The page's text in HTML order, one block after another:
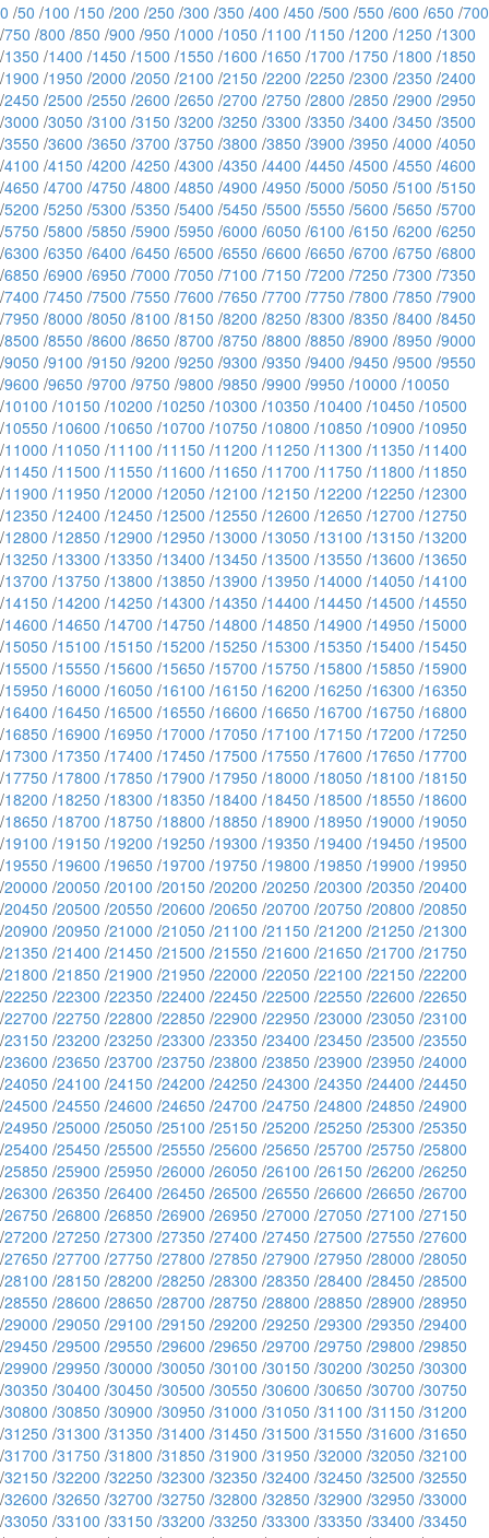
0 /50 /100 /150 /200 /250 /300 /350 /400 /450 /500 /550 /600 /650 /700
/750 /800 /850 /900 /950 /1000 /1050 /1100 /1150 /1200 /1250 /1300
/1350 /1400 /1450 /1500 /1550 /1600 /1650 /1700 /1750 /1800 /1850
/1900 /1950 /2000 /2050 /2100 /2150 /2200 /2250 /2300 /2350 /2400
/2450 /2500 /2550 /2600 /2650 /2700 /2750 /2800 /2850 /2900 /2950
/3000 /3050 /3100 /3150 /3200 /3250 /3300 /3350 /3400 /3450 /3500
/3550 /3600 /3650 /3700 /3750 /3800 /3850 /3900 /3950 /4000 /4050
/4100 /4150 /4200 /4250 /4300 /4350 /4400 /4450 /4500 /4550 /4600
/4650 /4700 /4750 /4800 /4850 /4900 /4950 /5000 /5050 /5100 /5150
/5200 /5250 /5300 /5350 /5400 /5450 /5500 /5550 /5600 /5650 /5700
/5750 /5800 /5850 /5900 /5950 /6000 /6050 /6100 /6150 /6200 /6250
/6300 /6350 /6400 /6450 /6500 /6550 /6600 /6650 /6700 /6750 /6800
/6850 /6900 /6950 /7000 /7050 /7100 /7150 /7200 /7250 /7300 /7350
/7400 /7450 /7500 /7550 /7600 /7650 /7700 /7750 /7800 /7850 /7900
/7950 /8000 /8050 /8100 /8150 /8200 /8250 /8300 /8350 /8400 /8450
/8500 /8550 /8600 /8650 /8700 /8750 /8800 /8850 /8900 /8950 /9000
/9050 /9100 /9150 /9200 /9250 /9300 /9350 /9400 /9450 /9500 /9550
/9600 /9650 /9700 /9750 /9800 /9850 /9900 /9950 /10000 /10050
/10100 /10150 /10200 /10250 /10300 /10350 /10400 /10450 /10500
/10550 /10600 /10650 /10700 /10750 /10800 /10850 /10900 /10950
/11000 /11050 /11100 /11150 /11200 /11250 /11300 /11350 /11400
/11450 /11500 /11550 /11600 /11650 /11700 /11750 /11800 /11850
/11900 /11950 /12000 /12050 /12100 /12150 /12200 /12250 /12300
/12350 /12400 /12450 /12500 /12550 /12600 /12650 /12700 /12750
/12800 /12850 /12900 /12950 /13000 /13050 /13100 /13150 /13200
/13250 /13300 /13350 /13400 /13450 /13500 /13550 /13600 /13650
/13700 /13750 /13800 /13850 /13900 /13950 /14000 /14050 /14100
/14150 /14200 /14250 /14300 /14350 /14400 /14450 /14500 /14550
/14600 /14650 /14700 /14750 /14800 /14850 /14900 /14950 /15000
/15050 /15100 /15150 /15200 /15250 /15300 /15350 /15400 /15450
/15500 /15550 /15600 /15650 /15700 /15750 /15800 /15850 /15900
/15950 /16000 /16050 /16100 /16150 /16200 /16250 /16300 /16350
/16400 /16450 /16500 /16550 /16600 /16650 /16700 /16750 /16800
/16850 /16900 /16950 /17000 /17050 /17100 /17150 /17200 /17250
/17300 /17350 /17400 /17450 /17500 /17550 /17600 /17650 /17700
/17750 /17800 /17850 /17900 /17950 /18000 /18050 /18100 /18150
/18200 /18250 /18300 /18350 /18400 /18450 /18500 /18550 /18600
/18650 /18700 /18750 /18800 /18850 /18900 /18950 /19000 /19050
/19100 /19150 /19200 /19250 /19300 /19350 /19400 /19450 /19500
/19550 /19600 /19650 /19700 /19750 /19800 /19850 /19900 /19950
/20000 /20050 /20100 /20150 /20200 /20250 /20300 /20350 /20400
/20450 /20500 /20550 /20600 /20650 /20700 /20750 /20800 /20850
/20900 /20950 /21000 /21050 /21100 /21150 /21200 /21250 /21300
/21350 /21400 /21450 /21500 /21550 /21600 /21650 /21700 /21750
/21800 /21850 /21900 /21950 /22000 /22050 /22100 /22150 /22200
/22250 /22300 /22350 /22400 /22450 /22500 /22550 /22600 /22650
/22700 /22750 /22800 /22850 /22900 /22950 /23000 /23050 /23100
/23150 /23200 /23250 /23300 /23350 /23400 /23450 /23500 /23550
/23600 /23650 /23700 /23750 /23800 /23850 /23900 /23950 /24000
/24050 /24100 /24150 /24200 /24250 /24300 /24350 /24400 /24450
/24500 /24550 /24600 /24650 /24700 /24750 /24800 /24850 /24900
/24950 /25000 /25050 /25100 /25150 /25200 /25250 /25300 /25350
/25400 /25450 /25500 /25550 /25600 /25650 /25700 /25750 /25800
/25850 /25900 /25950 /26000 /26050 /26100 /26150 /26200 /26250
/26300 /26350 /26400 /26450 /26500 /26550 /26600 /26650 /26700
/26750 /26800 /26850 /26900 /26950 /27000 /27050 /27100 /27150
/27200 /27250 /27300 /27350 /27400 /27450 /27500 /27550 /27600
/27650 /27700 /27750 /27800 /27850 /27900 /27950 /28000 /28050
/28100 /28150 /28200 /28250 /28300 /28350 /28400 /28450 /28500
/28550 /28600 /28650 /28700 /28750 /28800 /28850 /28900 /28950
/29000 /29050 /29100 /29150 /29200 /29250 /29300 /29350 /29400
/29450 /29500 /29550 /29600 /29650 /29700 /29750 /29800 /29850
/29900 /29950 /30000 /30050 /30100 /30150 /30200 /30250 /30300
/30350 /30400 /30450 /30500 /30550 /30600 /30650 /30700 /30750
/30800 /30850 /30900 /30950 /31000 /31050 /31100 /31150 /31200
/31250 /31300 /31350 /31400 /31450 /31500 /31550 /31600 /31650
/31700 /31750 /31800 /31850 /31900 /31950 /32000 /32050 /32100
/32150 /32200 /32250 /32300 /32350 /32400 /32450 /32500 /32550
/32600 /32650 /32700 /32750 /32800 /32850 /32900 /32950 /33000
/33050 /33100 /33150 /33200 /33250 /33300 /33350 /33400 /33450